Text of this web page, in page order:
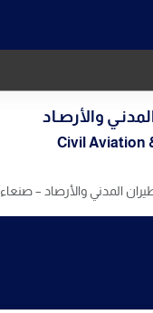
والأرصـاد
Civil Aviation
المدني والأرصاد – صنعاء